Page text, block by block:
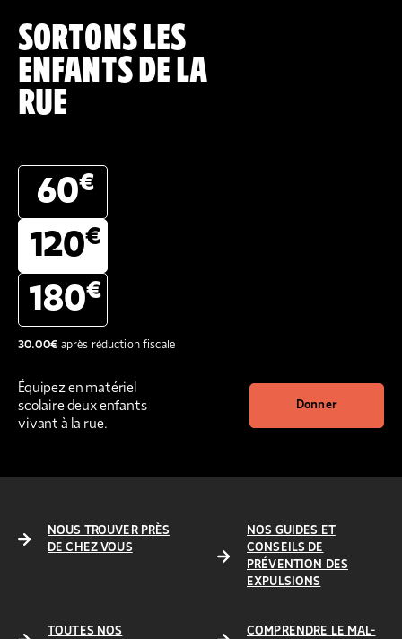
SORTONS LES
ENFANTS DE LA
RUE
60€
120€
180€
30.00€après réduction fiscale
Équipez en matériel
scolaire deux enfants
vivant à la rue.
Donner
NOUS TROUVER PRÈS
DE CHEZ VOUS
NOS GUIDES ET
CONSEILS DE
PRÉVENTION DES
EXPULSIONS
TOUTES NOS
COMPRENDRE LE MAL-